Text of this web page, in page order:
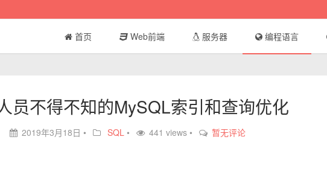
首页 Web前端 服务器 编程语言
员不得不知的MySQL索引和查询优化
2019年3月18日 • SQL • 441 views • 暂无评论